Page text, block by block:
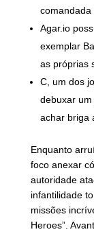
comandada
Agar.io
exemplar
as próprias
C, um dos
debuxar
achar briga
Enquanto
foco anexar
autoridade
infantilidade
missões
Heroes”.